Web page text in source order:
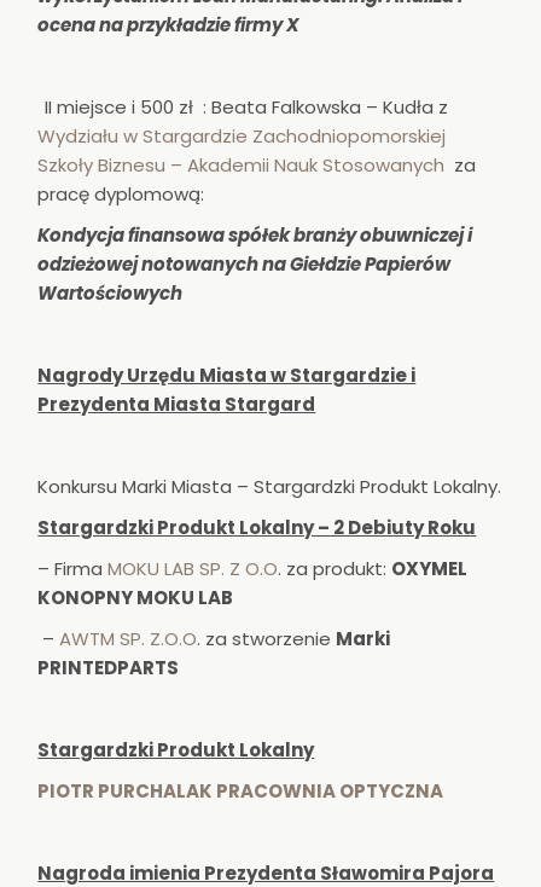
ocena na przykładzie firmy X
II miejsce i 500 zł : Beata Falkowska – Kudła z
Wydziału w Stargardzie Zachodniopomorskiej
Szkoły Biznesu – Akademii Nauk Stosowanych za
pracę dyplomową:
Kondycja finansowa spółek branży obuwniczej i
odzieżowej notowanych na Giełdzie Papierów
Wartościowych
Nagrody Urzędu Miasta w Stargardzie i
Prezydenta Miasta Stargard
Konkursu Marki Miasta – Stargardzki Produkt Lokalny.
Stargardzki Produkt Lokalny – 2 Debiuty Roku
– FirmaMOKU LAB SP. Z O.O. za produkt: OXYMEL
KONOPNY MOKU LAB
–AWTM SP. Z.O.O. za stworzenie Marki
PRINTEDPARTS
Stargardzki Produkt Lokalny
PIOTR PURCHALAK PRACOWNIA OPTYCZNA
Nagroda imienia Prezydenta Sławomira Pajora